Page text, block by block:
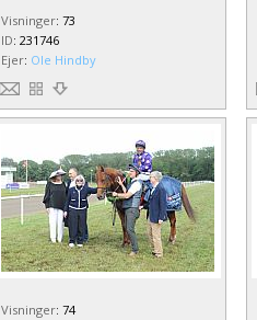
Visninger: 73
ID: 231746
Ejer: Ole Hindby
Visninger: 74